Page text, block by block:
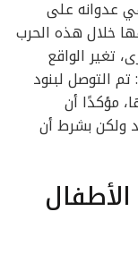
عدوانه على
تحقيقها خلال هذه الحرب
تغير الواقع
التوصل لبنود
مؤكدًا أن
ولكن بشرط أن
من الأطفال